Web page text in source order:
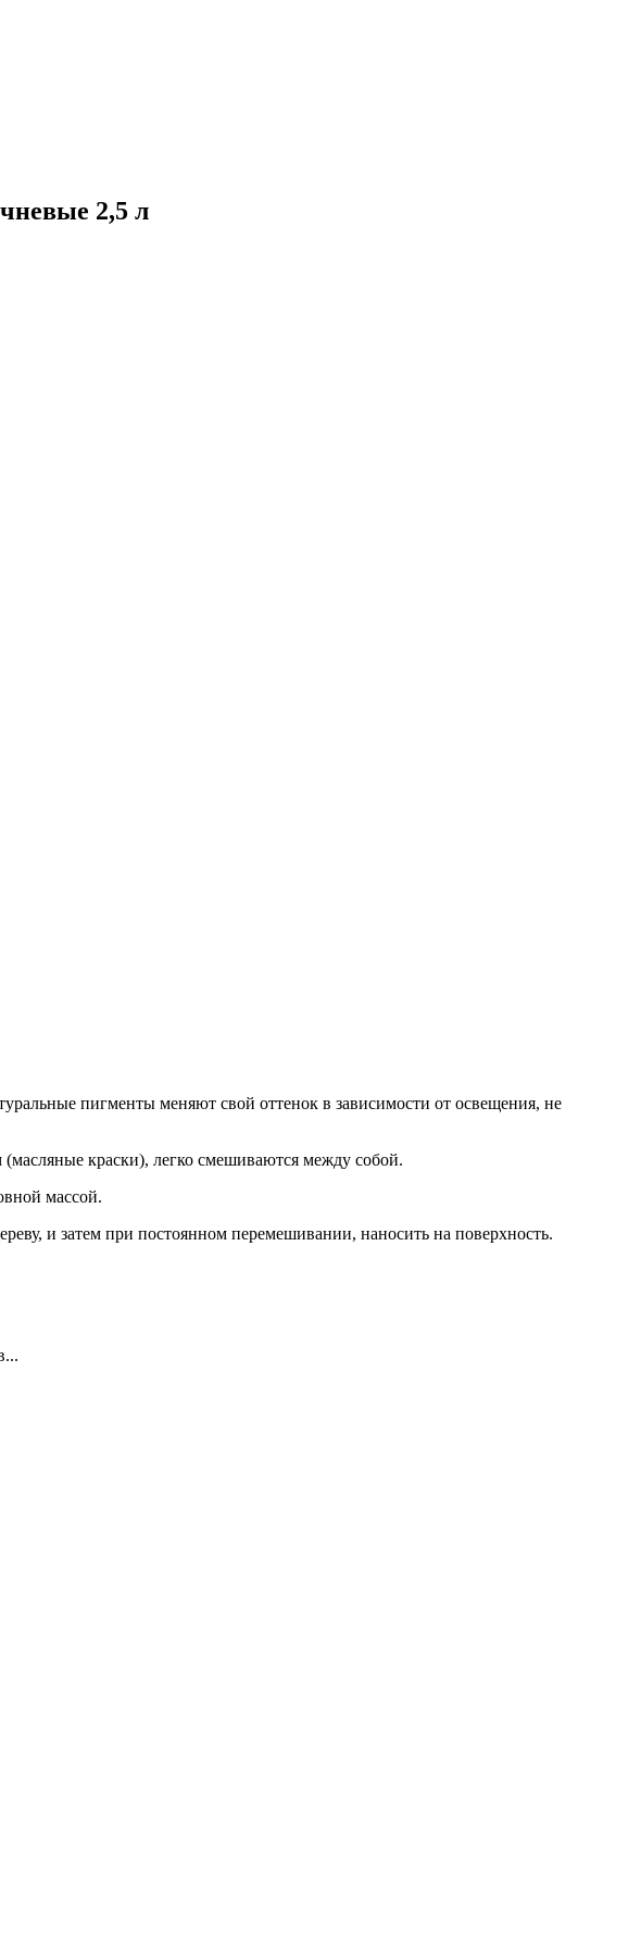
2,5 л
пигменты меняют свой оттенок в зависимости от освещения, не
краски), легко смешиваются между собой.
массой.
и затем при постоянном перемешивании, наносить на поверхность.